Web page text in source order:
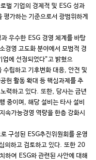
벌 기업의 경제적 및 ESG 성과
가하는 기준으로서 광범위하게
우수한 ESG 경영 체계를 바탕
경영 고도화 분야에서 모범적 경
업에 선정되었다”고 밝혔으
수립하고 기후변화 대응, 안전 및
헌 활동 확대 등 핵심과제를 추
력하고 있다. 또한, 당사는 금년
중이며 , 해당 설비는 타사 설비
속가능경영 역량을 한층 강화시
구성된 ESG추진위원회를 운영
의하고 검토하고 있다. 또한 20
하여 ESG와 관련된 사안에 대해